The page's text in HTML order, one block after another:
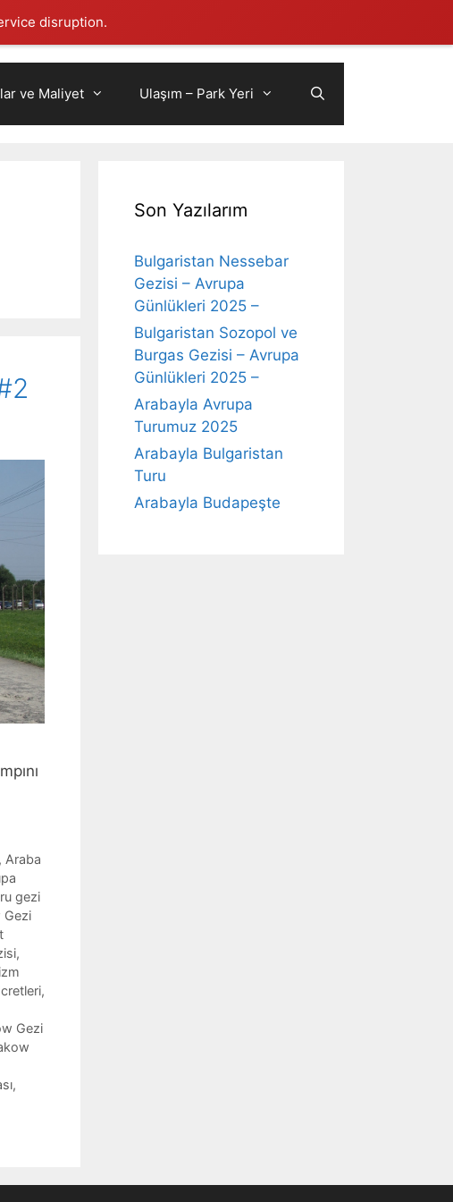
disruption.
ve Maliyet Ulaşım – Park Yeri
Araba
gezi
Gezi
,
,
Gezi
,
Son Yazılarım
Bulgaristan Nessebar
Gezisi – Avrupa
Günlükleri 2025 –
Bulgaristan Sozopol ve
Burgas Gezisi – Avrupa
Günlükleri 2025 –
Arabayla Avrupa
Turumuz 2025
Arabayla Bulgaristan
Turu
Arabayla Budapeşte